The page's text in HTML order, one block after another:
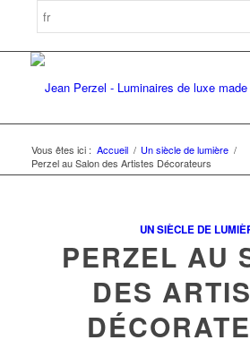
Vous êtes ici : Accueil / Un siècle de lumière /
Perzel au Salon des Artistes Décorateurs
UN SIÈCLE DE
PERZEL AU
DES